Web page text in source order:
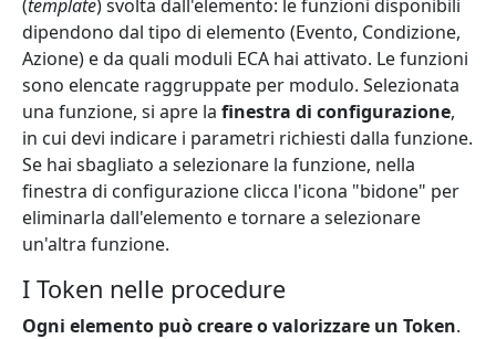
(template) svolta dall'elemento: le funzioni disponibili
dipendono dal tipo di elemento (Evento, Condizione,
Azione) e da quali moduli ECA hai attivato. Le funzioni
sono elencate raggruppate per modulo. Selezionata
una funzione, si apre la finestra di configurazione,
in cui devi indicare i parametri richiesti dalla funzione.
Se hai sbagliato a selezionare la funzione, nella
finestra di configurazione clicca l'icona "bidone" per
eliminarla dall'elemento e tornare a selezionare
un'altra funzione.
I Token nelle procedure
Ogni elemento può creare o valorizzare un Token.